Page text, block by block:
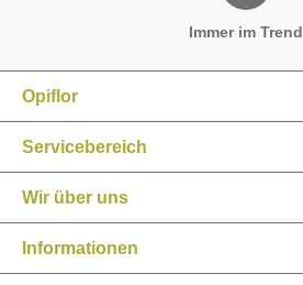
Immer im Trend
Opiflor
Servicebereich
Wir über uns
Informationen